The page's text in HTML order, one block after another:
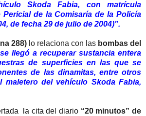
Skoda Fabia, con matrícula
Pericial de la Comisaría de la Policía
de fecha 29 de julio de 2004)”.
288) lo relaciona con las bombas del
llegó a recuperar sustancia entera
de superficies en las que se
de las dinamitas, entre otros
maletero del vehículo Skoda Fabia,
la cita del diario “20 minutos” de